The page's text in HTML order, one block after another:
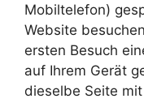
Mobiltelefon)
Website
ersten Besuch
auf Ihrem Gerät
dieselbe Seite